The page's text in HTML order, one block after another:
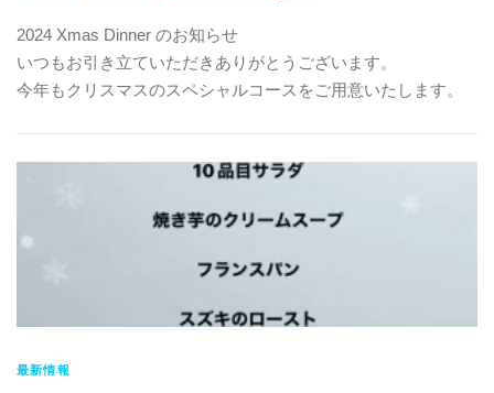
2024 Xmas Dinner のお知らせ
いつもお引き立ていただきありがとうございます。
今年もクリスマスのスペシャルコースをご用意いたします。
12月1日よりご予約受付開始いたします。
〜〜〜〜〜〜〜〜〜〜〜〜〜〜〜
きのこのクリーム煮
最新情報